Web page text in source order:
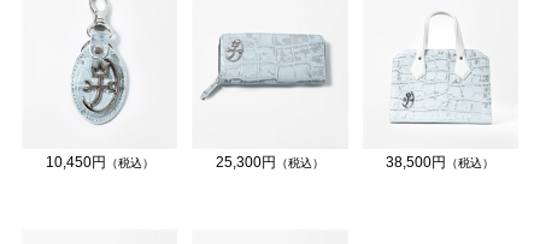
10,450円 （税込） 25,300円 （税込） 38,500円 （税込）